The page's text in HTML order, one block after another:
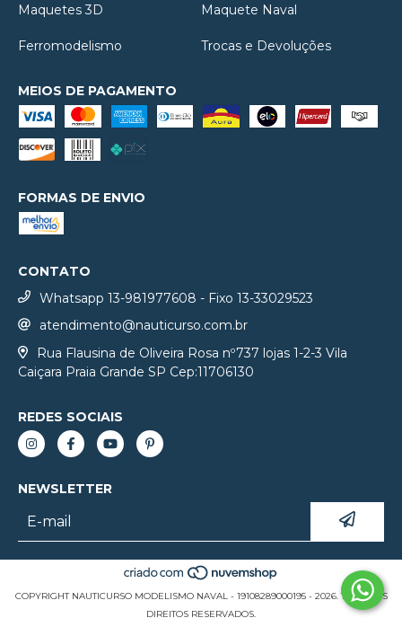
Maquetes 3D Maquete Naval
Ferromodelismo Trocas e Devoluções
MEIOS DE PAGAMENTO
FORMAS DE ENVIO
CONTATO
Whatsapp 13-981977608 - Fixo 13-33029523
atendimento@nauticurso.com.br
Rua Flausina de Oliveira Rosa nº737 lojas 1-2-3 Vila
Caiçara Praia Grande SP Cep:11706130
REDES SOCIAIS
NEWSLETTER
COPYRIGHT NAUTICURSO MODELISMO NAVAL - 19108289000195 - 2026. TODOS OS
DIREITOS RESERVADOS.